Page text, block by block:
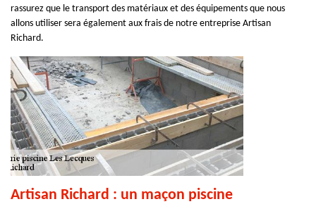
rassurez que le transport des matériaux et des équipements que nous
allons utiliser sera également aux frais de notre entreprise Artisan
Richard.
Artisan Richard : un maçon piscine